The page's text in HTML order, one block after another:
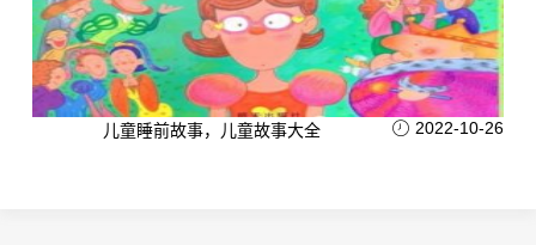
儿童睡前故事，儿童故事大全 2022-10-26